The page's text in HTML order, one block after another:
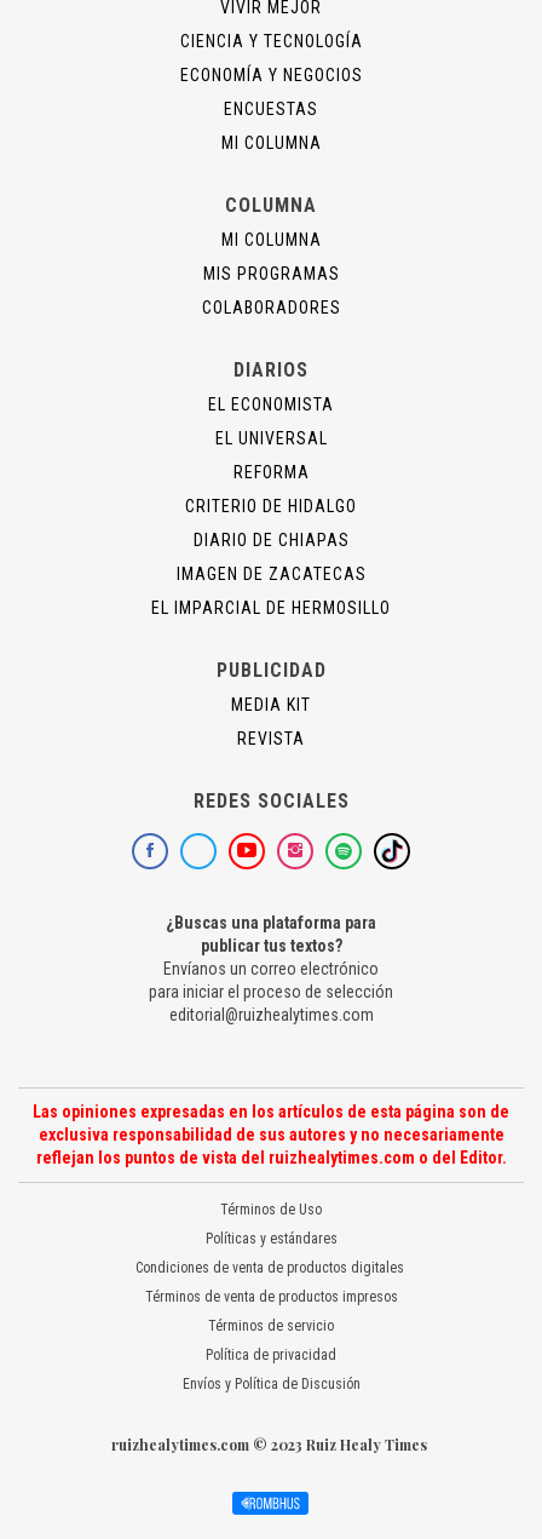
VIVIR MEJOR
CIENCIA Y TECNOLOGÍA
ECONOMÍA Y NEGOCIOS
ENCUESTAS
MI COLUMNA
COLUMNA
MI COLUMNA
MIS PROGRAMAS
COLABORADORES
DIARIOS
EL ECONOMISTA
EL UNIVERSAL
REFORMA
CRITERIO DE HIDALGO
DIARIO DE CHIAPAS
IMAGEN DE ZACATECAS
EL IMPARCIAL DE HERMOSILLO
PUBLICIDAD
MEDIA KIT
REVISTA
REDES SOCIALES
¿Buscas una plataforma para
publicar tus textos?
Envíanos un correo electrónico
para iniciar el proceso de selección
editorial@ruizhealytimes.com
Las opiniones expresadas en los artículos de esta página son de
exclusiva responsabilidad de sus autores y no necesariamente
reflejan los puntos de vista del ruizhealytimes.com o del Editor.
Términos de Uso
Políticas y estándares
Condiciones de venta de productos digitales
Términos de venta de productos impresos
Términos de servicio
Política de privacidad
Envíos y Política de Discusión
ruizhealytimes.com © 2023 Ruiz Healy Times